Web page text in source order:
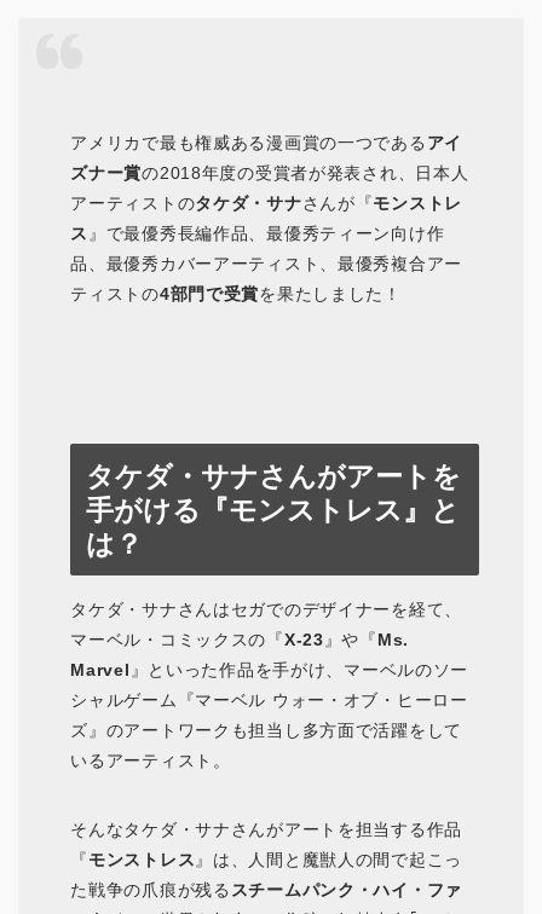
アメリカで最も権威ある漫画賞の一つである アイ
ズナー賞の2018年度の受賞者が発表され、日本人
アーティストのタケダ・サナさんが『モンストレ
ス 』で最優秀長編作品、最優秀ティーン向け作
品、最優秀カバーアーティスト、最優秀複合アー
ティストの4部門で受賞を果たしました！
タケダ・サナさんがアートを
手がける『モンストレス』と
は？
タケダ・サナさんはセガでのデザイナーを経て、
マーベル・コミックスの『X-23』や『Ms.
Marvel 』といった作品を手がけ、マーベルのソー
シャルゲーム『マーベル ウォー・オブ・ヒーロー
ズ』のアートワークも担当し多方面で活躍をして
いるアーティスト。
そんなタケダ・サナさんがアートを担当する作品
『モンストレス』は、人間と魔獣人の間で起こっ
た戦争の爪痕が残る スチームパンク・ハイ・ファ